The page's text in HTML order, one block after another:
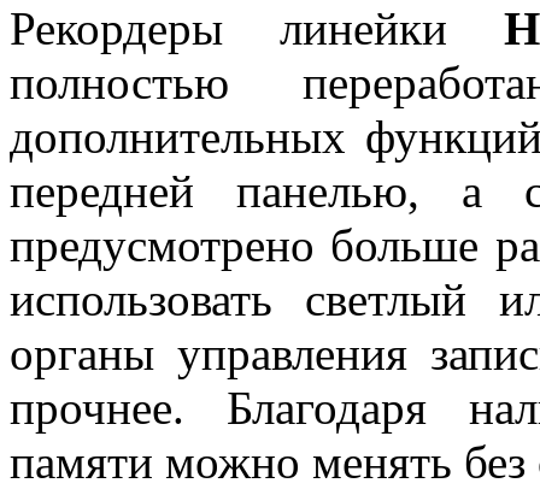
Рекордеры линейки
полностью
дополнительных
передней панелью, а
предусмотрено больше
использовать
органы управления
прочнее. Благодаря
памяти можно менять без